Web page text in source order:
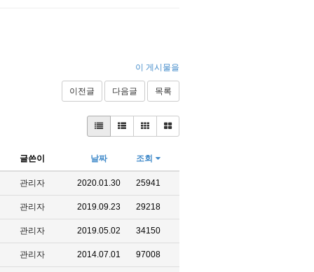
이 게시물을
이전글 다음글 목록
글쓴이 날짜 조회
관리자 2020.01.30 25941
관리자 2019.09.23 29218
관리자 2019.05.02 34150
관리자 2014.07.01 97008